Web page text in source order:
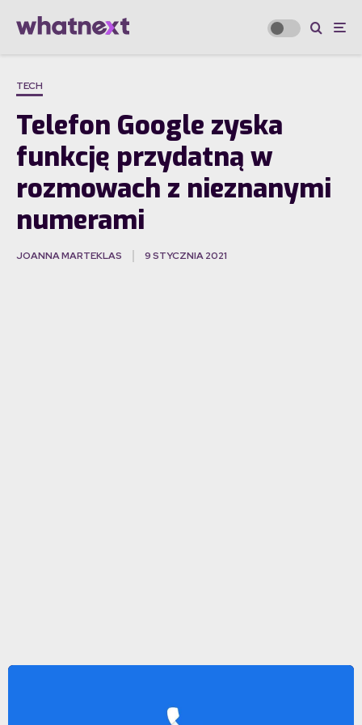
TECH
Telefon Google zyska
funkcję przydatną w
rozmowach z nieznanymi
numerami
JOANNA MARTEKLAS 9 STYCZNIA 2021